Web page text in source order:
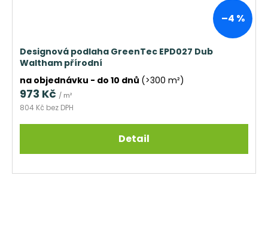
–4 %
Designová podlaha GreenTec EPD027 Dub
Waltham přírodní
na objednávku - do 10 dnů (>300 m²)
804 Kč bez DPH
973 Kč / m²
Detail